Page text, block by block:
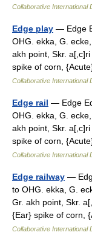
Collaborative International
Edge play — Edge
OHG. ekka, G.
akh point, Skr.
spike of corn,
Collaborative International
Edge rail — Edge
OHG. ekka, G.
akh point, Skr.
spike of corn,
Collaborative International
Edge railway —
to OHG. ekka, G.
Gr. akh point, Skr.
{Ear} spike of corn,
Collaborative International